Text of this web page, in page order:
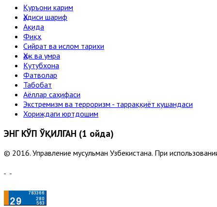
Қуръони карим
Ҳадиси шариф
Ақида
Фиқҳ
Сийрат ва ислом тарихи
Ҳаж ва умра
Кутубхона
Фатволар
Табобат
Аёллар саҳифаси
Экстремизм ва терроризм - тарраққиёт кушандаси
Хориждаги юртдошим
ЭНГ КЎП ЎҚИЛГАН (1 ойда)
© 2016. Управление мусульман Узбекистана. При